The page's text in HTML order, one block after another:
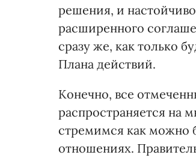
решения, и
расширенного
сразу же, как только
Плана действий.
Конечно, все
распространяется на
стремимся как можно
отношениях.